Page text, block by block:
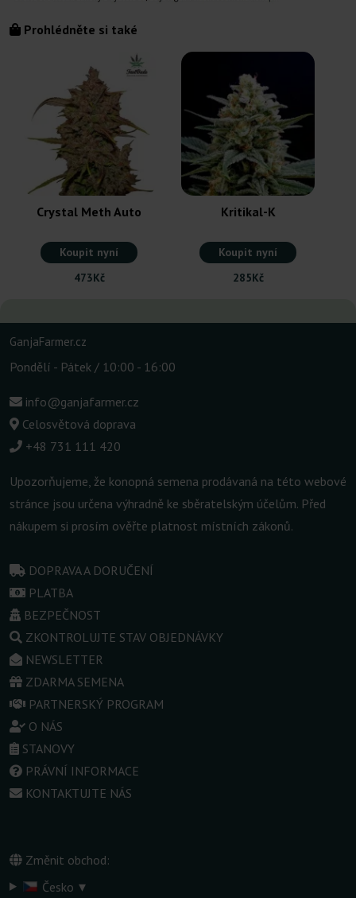
Prohlédněte si také
Crystal Meth Auto
Koupit nyní
473Kč
Kritikal-K
Koupit nyní
285Kč
GanjaFarmer.cz
Pondělí - Pátek / 10:00 - 16:00
info@ganjafarmer.cz
Celosvětová doprava
+48 731 111 420
Upozorňujeme, že konopná semena prodávaná na této webové
stránce jsou určena výhradně ke sběratelským účelům. Před
nákupem si prosím ověřte platnost místních zákonů.
DOPRAVA A DORUČENÍ
PLATBA
BEZPEČNOST
ZKONTROLUJTE STAV OBJEDNÁVKY
NEWSLETTER
ZDARMA SEMENA
PARTNERSKÝ PROGRAM
O NÁS
STANOVY
PRÁVNÍ INFORMACE
KONTAKTUJTE NÁS
Změnit obchod:
Česko ▾